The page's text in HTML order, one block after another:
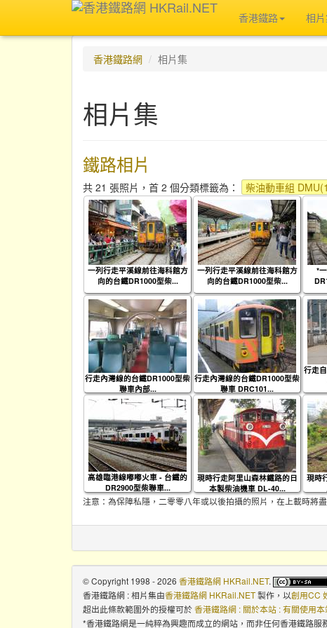
香港鐵路 相
香港鐵路網 相片集
相片集
鐵路相片
共 21 張照片，首 2 個分類標籤為： 柴油動車組
一列行走平溪線前往海科館方
向的台鐵DR1000型柴...
一列行走平溪線前往海科館方
向的台鐵DR1000型柴...
*
行走內灣線的台鐵DR1000型柴
聯車內部...
行走內灣線的台鐵DR1000型柴
聯車 DRC101...
行走
高雄臨港線嘟嘟火車 - 台鐵的
DR2900型柴聯車...
現時行走阿里山森林鐵路的日
本製柴油機車 DL-40...
現時
注意：為保障私隱，二零零八年或以後拍攝的照片，在上載時將
© Copyright 1998 - 2026 香港鐵路網 HKRail.NET.
香港鐵路網 : 相片集由香港鐵路網 HKRail.NET製作，以創用CC
超出此條款範圍外的授權可於香港鐵路網 : 關於本站 : 有關使用
*香港鐵路網是一純粹為興趣而成立的網站，而非任何香港鐵路服